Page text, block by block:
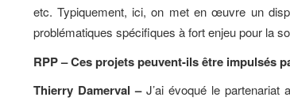
etc. Typiquement, ici, on met en œuvre un
problématiques spécifiques à fort enjeu pour la
RPP – Ces projets peuvent-ils être impulsés
Thierry Damerval –J’ai évoqué le partenariat